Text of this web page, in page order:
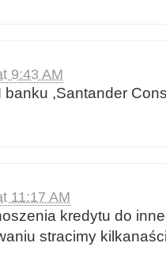
9:43 AM
banku ,Santander
11:17 AM
kredytu do
stracimy